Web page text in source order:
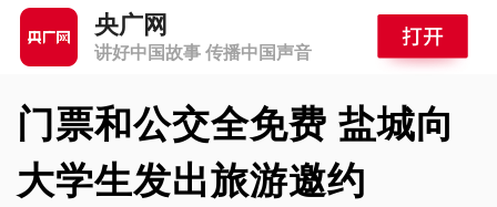
央广网
讲好中国故事 传播中国声音
门票和公交全免费 盐城向
大学生发出旅游邀约